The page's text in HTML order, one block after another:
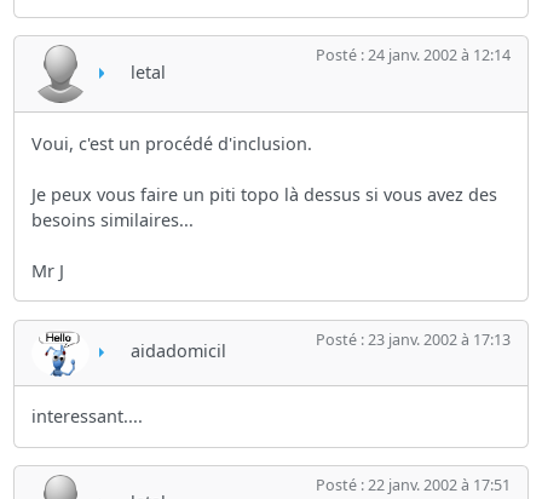
letal
Posté : 24 janv. 2002 à 12:14
Voui, c'est un procédé d'inclusion.
Je peux vous faire un piti topo là dessus si vous avez des
besoins similaires...
Mr J
aidadomicil Posté : 23 janv. 2002 à 17:13
interessant....
Posté : 22 janv. 2002 à 17:51